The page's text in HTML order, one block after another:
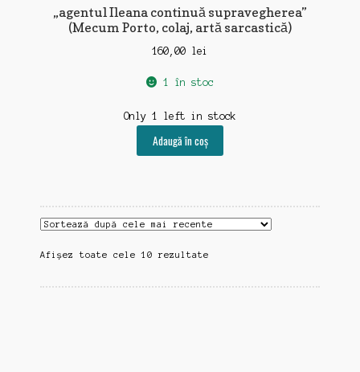
„agentul Ileana continuă supravegherea”
(Mecum Porto, colaj, artă sarcastică)
160,00 lei
1 în stoc
Only 1 left in stock
Adaugă în coș
Afișez toate cele 10 rezultateSortat
cele